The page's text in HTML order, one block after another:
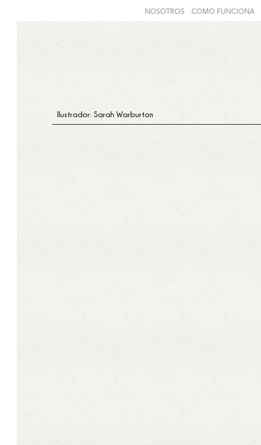
NOSOTROS COMO FUNCIONA
Ilustrador: Sarah Warburton